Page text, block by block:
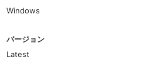
Windows
バージョン
Latest